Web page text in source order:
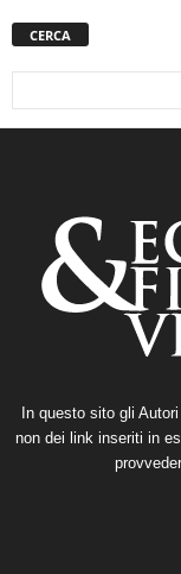
CERCA
In questo sito gli
non dei link inseriti in